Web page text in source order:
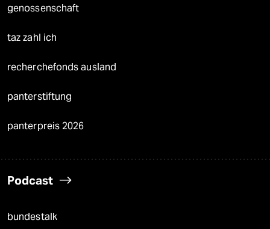
genossenschaft
taz zahl ich
recherchefonds ausland
panterstiftung
panterpreis 2026
Podcast
bundestalk